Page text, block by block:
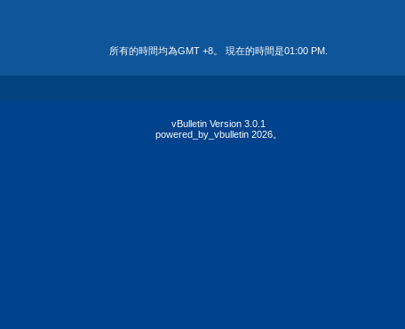
所有的時間均為GMT +8。 現在的時間是01:00 PM
vBulletin Version 3.0.1
powered_by_vbulletin 2026。